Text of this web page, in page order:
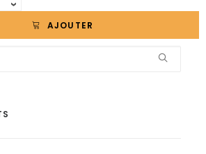
›
AJOUTER